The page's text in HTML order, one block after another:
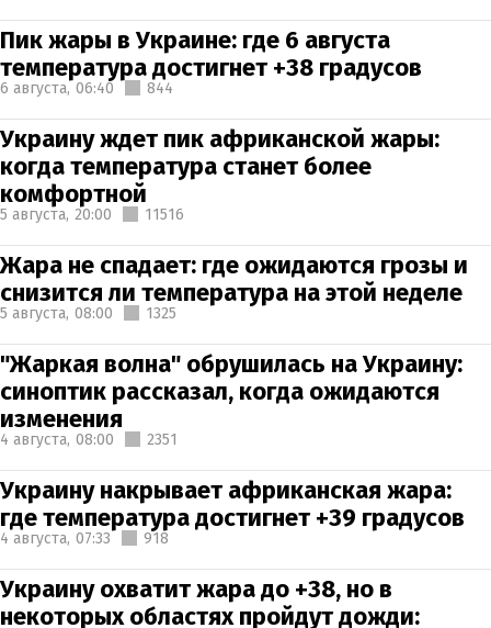
Пик жары в Украине: где 6 августа
температура достигнет +38 градусов
6 августа, 06:40 844
Украину ждет пик африканской жары:
когда температура станет более
комфортной
5 августа, 20:00 11516
Жара не спадает: где ожидаются грозы и
снизится ли температура на этой неделе
5 августа, 08:00 1325
"Жаркая волна" обрушилась на Украину:
синоптик рассказал, когда ожидаются
изменения
4 августа, 08:00 2351
Украину накрывает африканская жара:
где температура достигнет +39 градусов
4 августа, 07:33 918
Украину охватит жара до +38, но в
некоторых областях пройдут дожди: